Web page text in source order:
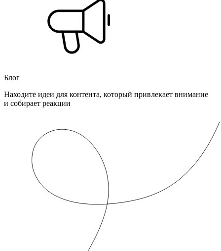
Блог
Находите идеи для контента, который привлекает внимание
и собирает реакции